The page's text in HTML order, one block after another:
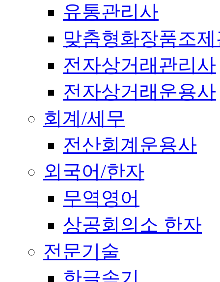
유통관리사
맞춤형화장품조
전자상거래관리사
전자상거래운용사
회계/세무
전산회계운용사
외국어/한자
무역영어
상공회의소 한자
전문기술
한글속기